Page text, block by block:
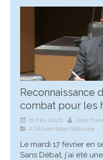
Reconnaissance
combat pour les
18 Fév 2026
Jean
A l'Assemblée Nationale
Le mardi 17 février en
Sans Débat, j'ai été